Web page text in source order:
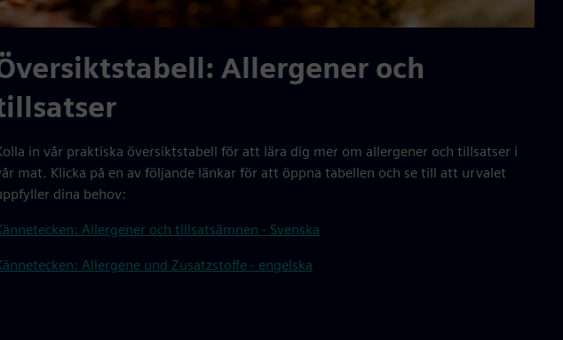
Allergener och
in vår praktiska översiktstabell för att lära dig mer om allergener och tillsatser i
mat. Klicka på en av följande länkar för att öppna tabellen och se till att urvalet
dina behov:
Allergener och tillsatsämnen - Svenska
Allergene und Zusatzstoffe - engelska